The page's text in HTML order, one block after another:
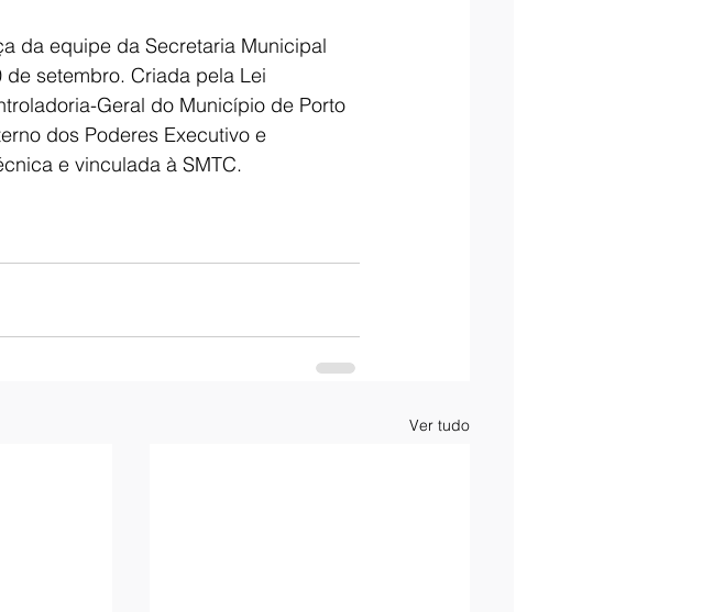
da equipe da Secretaria Municipal
setembro. Criada pela Lei
Geral do Município de Porto
dos Poderes Executivo e
e vinculada à SMTC.
Ver tudo